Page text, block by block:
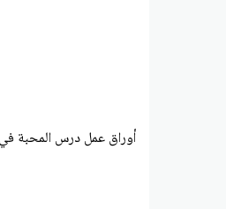
أوراق عمل درس المحبة في